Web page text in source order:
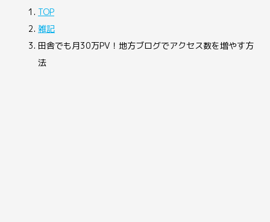
TOP
雑記
田舎でも月30万PV！地方ブログでアクセス数を増やす方
法